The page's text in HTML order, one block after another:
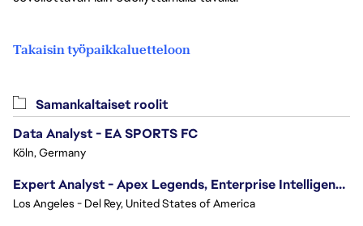
Takaisin työpaikkaluetteloon
Samankaltaiset roolit
Data Analyst - EA SPORTS FC
Köln, Germany
Expert Analyst - Apex Legends, Enterprise Intelligence (EI)
Los Angeles - Del Rey, United States of America